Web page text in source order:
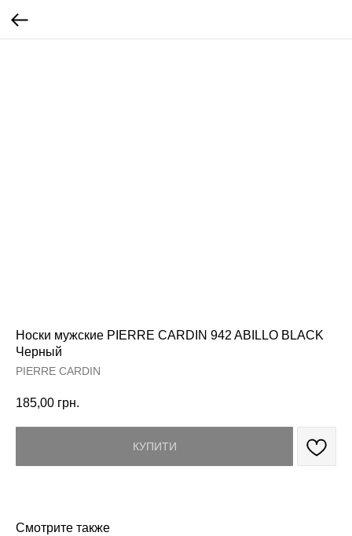
Носки мужские PIERRE CARDIN 942 ABILLO BLACK
Черный
PIERRE CARDIN
185,00 грн.
КУПИТИ
Смотрите также